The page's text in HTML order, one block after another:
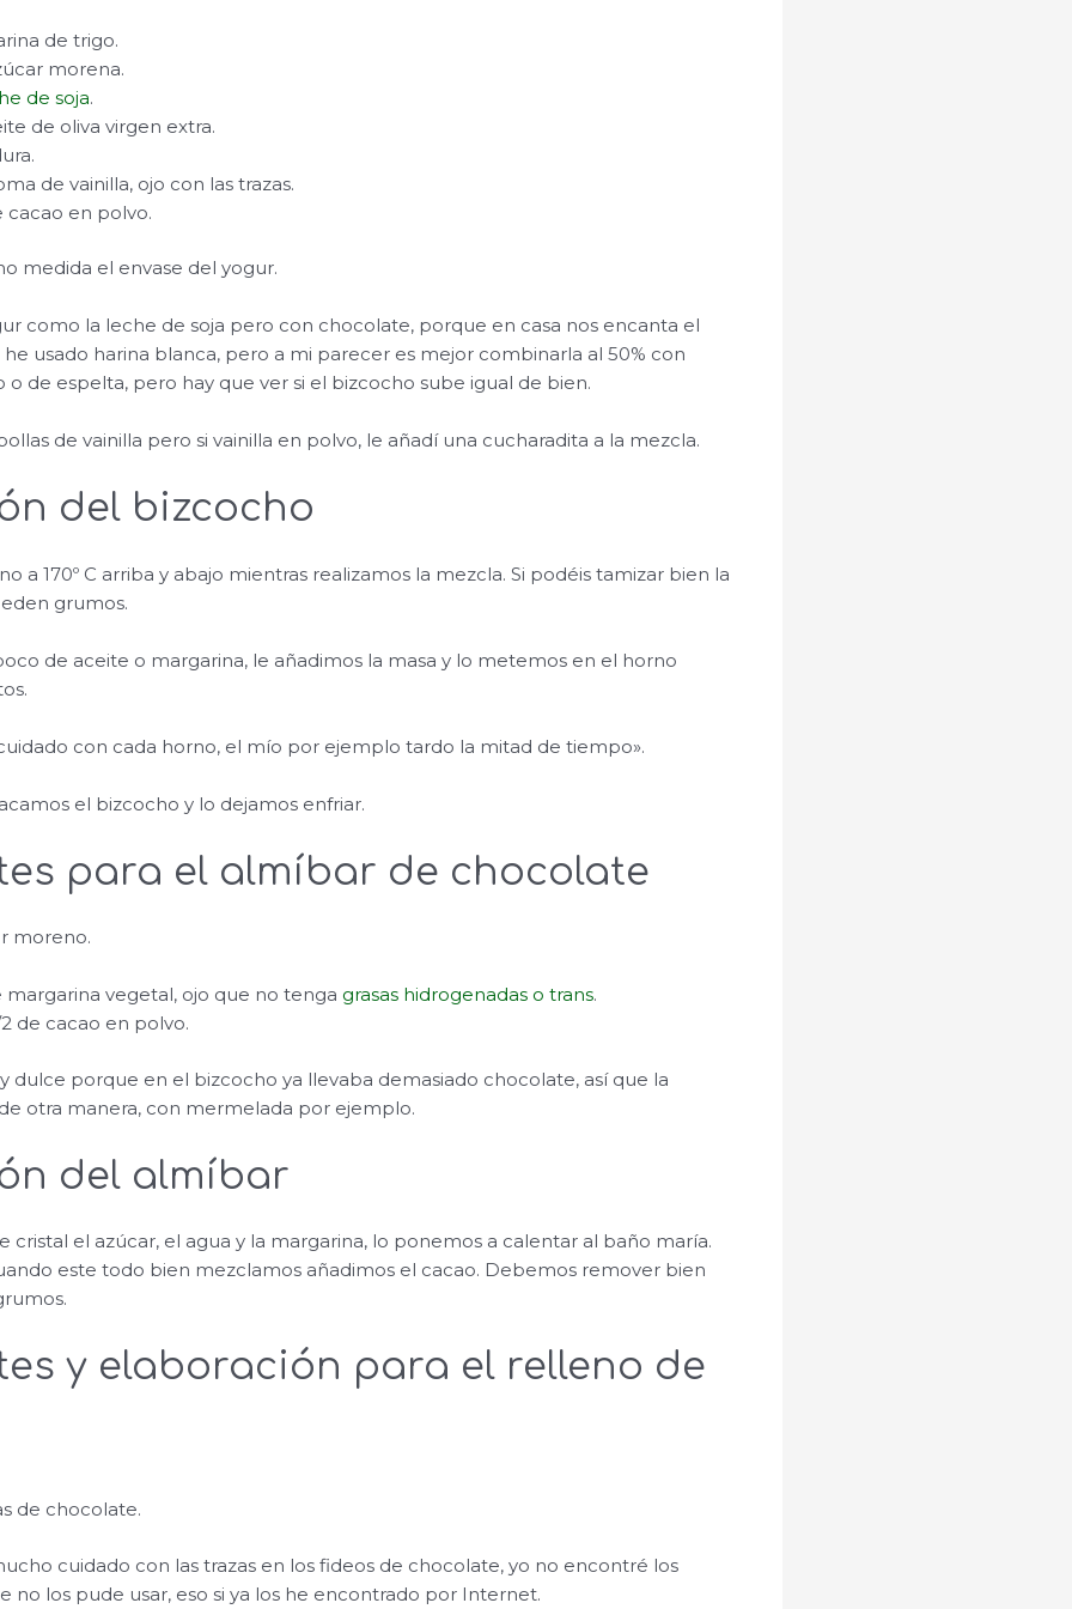
de trigo.
morena.
de soja.
de oliva virgen extra.
de vainilla, ojo con las trazas.
cacao en polvo.
medida el envase del yogur.
como la leche de soja pero con chocolate, porque en casa nos encanta el
usado harina blanca, pero a mi parecer es mejor combinarla al 50% con
o de espelta, pero hay que ver si el bizcocho sube igual de bien.
de vainilla pero si vainilla en polvo, le añadí una cucharadita a la mezcla.
del bizcocho
a 170º C arriba y abajo mientras realizamos la mezcla. Si podéis tamizar bien la
grumos.
de aceite o margarina, le añadimos la masa y lo metemos en el horno
con cada horno, el mío por ejemplo tardo la mitad de tiempo».
el bizcocho y lo dejamos enfriar.
para el almíbar de chocolate
moreno.
margarina vegetal, ojo que no tenga grasas hidrogenadas o trans.
de cacao en polvo.
dulce porque en el bizcocho ya llevaba demasiado chocolate, así que la
otra manera, con mermelada por ejemplo.
del almíbar
cristal el azúcar, el agua y la margarina, lo ponemos a calentar al baño maría.
este todo bien mezclamos añadimos el cacao. Debemos remover bien
y elaboración para el relleno de
de chocolate.
cuidado con las trazas en los fideos de chocolate, yo no encontré los
no los pude usar, eso si ya los he encontrado por Internet.